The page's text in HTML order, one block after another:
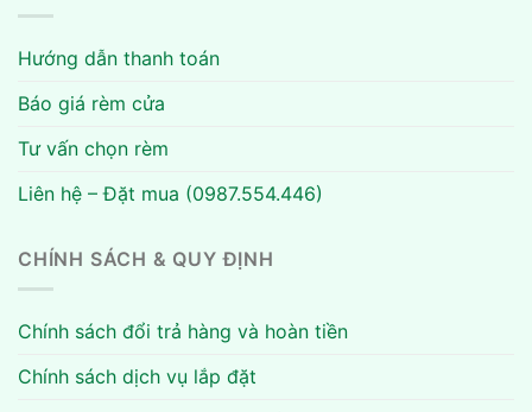
Hướng dẫn thanh toán
Báo giá rèm cửa
Tư vấn chọn rèm
Liên hệ – Đặt mua (0987.554.446)
CHÍNH SÁCH & QUY ĐỊNH
Chính sách đổi trả hàng và hoàn tiền
Chính sách dịch vụ lắp đặt